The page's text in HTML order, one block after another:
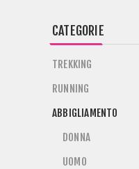
CATEGORIE
TREKKING
RUNNING
ABBIGLIAMENTO
DONNA
UOMO